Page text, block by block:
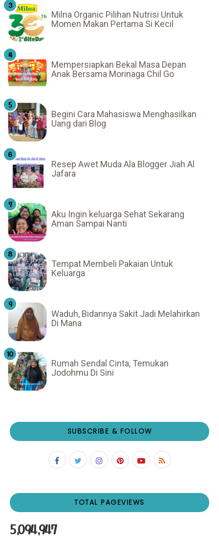
Milna Organic Pilihan Nutrisi Untuk
Momen Makan Pertama Si Kecil
Mempersiapkan Bekal Masa Depan
Anak Bersama Morinaga Chil Go
Begini Cara Mahasiswa Menghasilkan
Uang dari Blog
Resep Awet Muda Ala Blogger Jiah Al
Jafara
Aku Ingin keluarga Sehat Sekarang
Aman Sampai Nanti
Tempat Membeli Pakaian Untuk
Keluarga
Waduh, Bidannya Sakit Jadi Melahirkan
Di Mana
Rumah Sendal Cinta, Temukan
Jodohmu Di Sini
SUBSCRIBE & FOLLOW
TOTAL PAGEVIEWS
5,094,947